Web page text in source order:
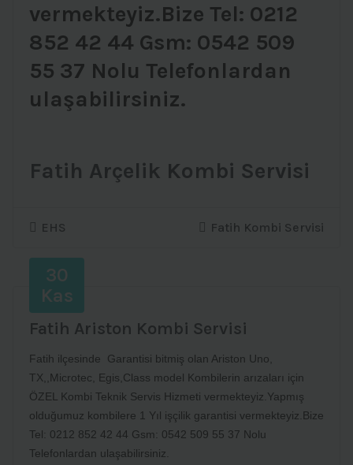
vermekteyiz.Bize Tel: 0212
852 42 44 Gsm: 0542 509
55 37 Nolu Telefonlardan
ulaşabilirsiniz.
Fatih Arçelik Kombi Servisi
EHS Fatih Kombi Servisi
30
Kas
Fatih Ariston Kombi Servisi
Fatih ilçesinde Garantisi bitmiş olan Ariston Uno,
TX,,Microtec, Egis,Class model Kombilerin arızaları için
ÖZEL Kombi Teknik Servis Hizmeti vermekteyiz.Yapmış
olduğumuz kombilere 1 Yıl işçilik garantisi vermekteyiz.Bize
Tel: 0212 852 42 44 Gsm: 0542 509 55 37 Nolu
Telefonlardan ulaşabilirsiniz.